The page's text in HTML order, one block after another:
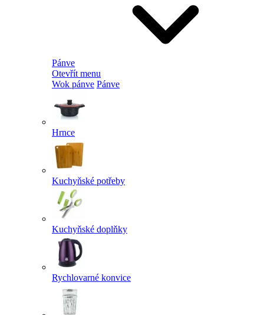
Pánve
Otevřít menu
Wok pánve Pánve
Hrnce
Kuchyňské potřeby
Kuchyňské doplňky
Rychlovarné konvice